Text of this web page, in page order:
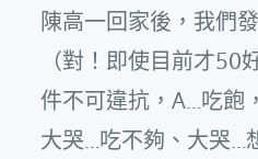
陳高一回家後，我們
（對！即使目前才50
件不可違抗，A…吃飽
大哭…吃不夠、大哭…